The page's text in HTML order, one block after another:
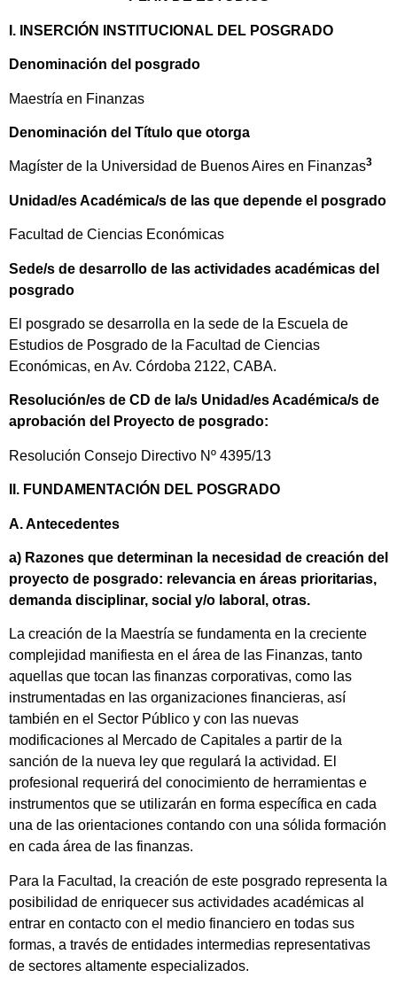
I. INSERCIÓN INSTITUCIONAL DEL POSGRADO
Denominación del posgrado
Maestría en Finanzas
Denominación del Título que otorga
Magíster de la Universidad de Buenos Aires en Finanzas3
Unidad/es Académica/s de las que depende el posgrado
Facultad de Ciencias Económicas
Sede/s de desarrollo de las actividades académicas del
posgrado
El posgrado se desarrolla en la sede de la Escuela de
Estudios de Posgrado de la Facultad de Ciencias
Económicas, en Av. Córdoba 2122, CABA.
Resolución/es de CD de la/s Unidad/es Académica/s de
aprobación del Proyecto de posgrado:
Resolución Consejo Directivo Nº 4395/13
II. FUNDAMENTACIÓN DEL POSGRADO
A. Antecedentes
a) Razones que determinan la necesidad de creación del
proyecto de posgrado: relevancia en áreas prioritarias,
demanda disciplinar, social y/o laboral, otras.
La creación de la Maestría se fundamenta en la creciente
complejidad manifiesta en el área de las Finanzas, tanto
aquellas que tocan las finanzas corporativas, como las
instrumentadas en las organizaciones financieras, así
también en el Sector Público y con las nuevas
modificaciones al Mercado de Capitales a partir de la
sanción de la nueva ley que regulará la actividad. El
profesional requerirá del conocimiento de herramientas e
instrumentos que se utilizarán en forma específica en cada
una de las orientaciones contando con una sólida formación
en cada área de las finanzas.
Para la Facultad, la creación de este posgrado representa la
posibilidad de enriquecer sus actividades académicas al
entrar en contacto con el medio financiero en todas sus
formas, a través de entidades intermedias representativas
de sectores altamente especializados.